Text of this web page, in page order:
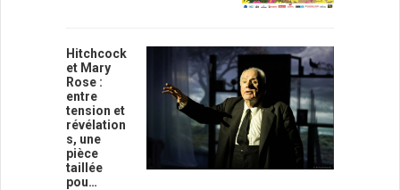
Hitchcock
et Mary
Rose :
entre
tension et
révélation
s, une
pièce
taillée
pou…